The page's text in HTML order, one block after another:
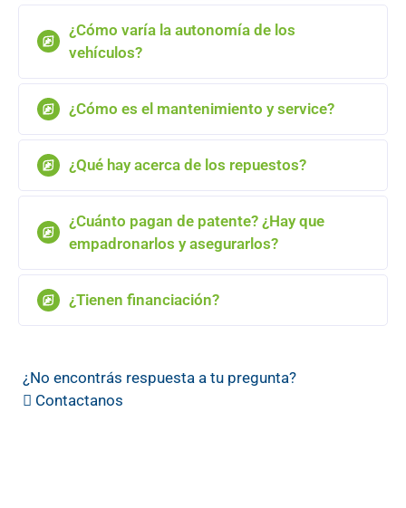
¿Cómo varía la autonomía de los
vehículos?
¿Cómo es el mantenimiento y service?
¿Qué hay acerca de los repuestos?
¿Cuánto pagan de patente? ¿Hay que
empadronarlos y asegurarlos?
¿Tienen financiación?
¿No encontrás respuesta a tu pregunta?
Contactanos